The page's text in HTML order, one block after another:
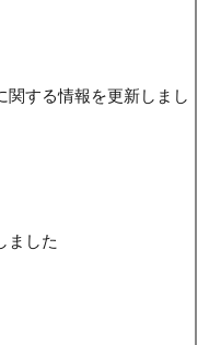
関する情報を更新しまし
ました